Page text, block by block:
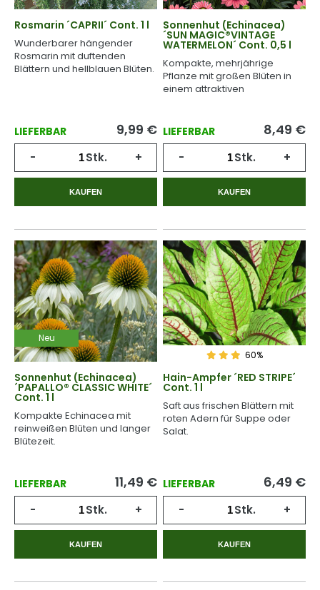
Rosmarin ´CAPRII´ Cont. 1 l
Wunderbarer hängender
Rosmarin mit duftenden
Blättern und hellblauen Blüten.
LIEFERBAR 9,99 €
- Stk. +
KAUFEN
Sonnenhut (Echinacea)
´SUN MAGIC®VINTAGE
WATERMELON´ Cont. 0,5 l
Kompakte, mehrjährige
Pflanze mit großen Blüten in
einem attraktiven
LIEFERBAR 8,49 €
- Stk. +
KAUFEN
Neu
Sonnenhut (Echinacea)
´PAPALLO® CLASSIC WHITE´
Cont. 1 l
Kompakte Echinacea mit
reinweißen Blüten und langer
Blütezeit.
LIEFERBAR 11,49 €
- Stk. +
KAUFEN
60%
Hain-Ampfer ´RED STRIPE´
Cont. 1 l
Saft aus frischen Blättern mit
roten Adern für Suppe oder
Salat.
LIEFERBAR 6,49 €
- Stk. +
KAUFEN